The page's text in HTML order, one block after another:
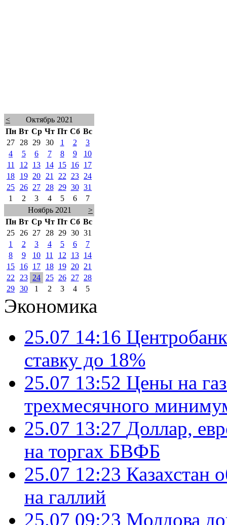
<
Октябрь 2021
Пн Вт Ср Чт Пт Сб Вс
27
28 29 30 1 2
3
4
5 6 7 8 9
10
11
12 13 14 15 16
17
18
19 20 21 22 23
24
25
26 27 28 29 30 31
1
2 3 4 5 6
7
Ноябрь 2021
>
Пн Вт Ср Чт Пт Сб Вс
25
26 27 28 29 30 31
1
2 3 4 5 6
7
8
9 10 11 12 13
14
15
16 17 18 19 20
21
22
23 24 25 26 27
28
29 30 1 2 3 4 5
Экономика
25.07 14:16
ставку до 18%
25.07 13:52 Цены на
трехмесячного
25.07 13:27 Доллар,
на торгах БВФБ
25.07 12:23 Казахстан
на галлий
25.07 09:23 Молдова